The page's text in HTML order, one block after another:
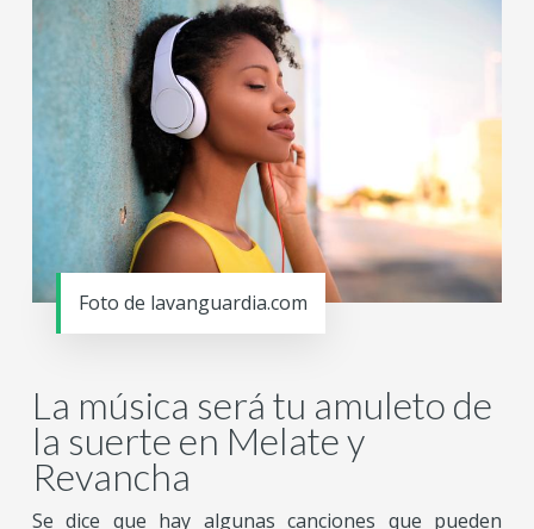
Foto de lavanguardia.com
La música será tu amuleto de
la suerte en Melate y
Revancha
Se dice que hay algunas canciones que pueden